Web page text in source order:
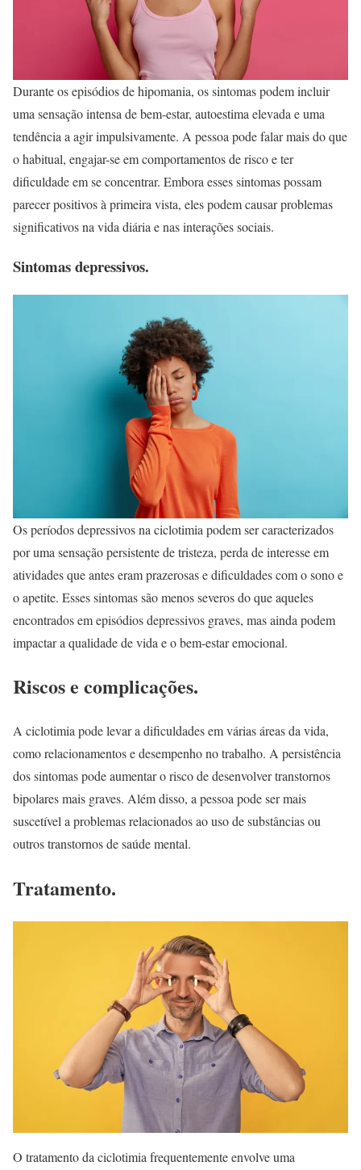
Durante os episódios de hipomania, os sintomas podem incluir
uma sensação intensa de bem-estar, autoestima elevada e uma
tendência a agir impulsivamente. A pessoa pode falar mais do que
o habitual, engajar-se em comportamentos de risco e ter
dificuldade em se concentrar. Embora esses sintomas possam
parecer positivos à primeira vista, eles podem causar problemas
significativos na vida diária e nas interações sociais.
Sintomas depressivos.
Os períodos depressivos na ciclotimia podem ser caracterizados
por uma sensação persistente de tristeza, perda de interesse em
atividades que antes eram prazerosas e dificuldades com o sono e
o apetite. Esses sintomas são menos severos do que aqueles
encontrados em episódios depressivos graves, mas ainda podem
impactar a qualidade de vida e o bem-estar emocional.
Riscos e complicações.
A ciclotimia pode levar a dificuldades em várias áreas da vida,
como relacionamentos e desempenho no trabalho. A persistência
dos sintomas pode aumentar o risco de desenvolver transtornos
bipolares mais graves. Além disso, a pessoa pode ser mais
suscetível a problemas relacionados ao uso de substâncias ou
outros transtornos de saúde mental.
Tratamento.
O tratamento da ciclotimia frequentemente envolve uma